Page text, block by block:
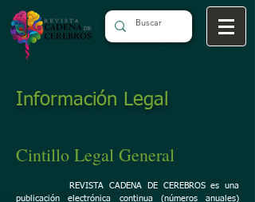
Información Legal
Cintillo Legal General
REVISTA CADENA DE CEREBROS es una
publicación electrónica continua (números anuales)